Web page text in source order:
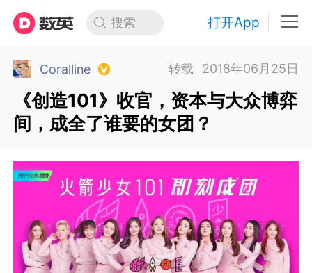
搜索 打开App
Coralline 转载 2018年06月25日
《创造101》收官，资本与大众博弈
间，成全了谁要的女团？